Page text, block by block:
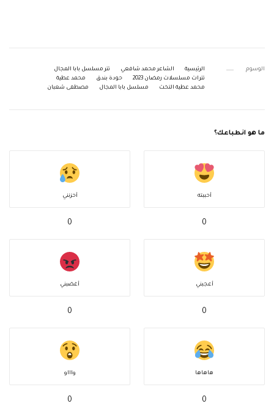
الوسوم الرئيسية الشاعر محمد شافعي
تتر مسلسل بابا المجال
تترات مسلسلات رمضان 2023
حودة بندق
محمد عطية
محمد عطية التخت
مسلسل بابا المجال مصطفى شعبان
ما هو انطباعك؟
أحببته
0
أحزنني
0
أعجبني
0
أغضبني
0
هاهاها
0
واااو
0